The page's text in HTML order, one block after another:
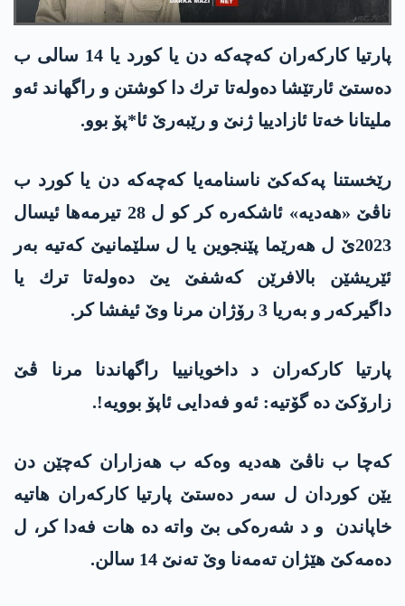
پارتیا كاركه‌ران كه‌چه‌كه‌ دن یا كورد یا 14 سالی ب
ده‌ستێ ئارتێشا ده‌وله‌تا ترك دا كوشتن و راگهاند ئه‌و
ملیتانا خه‌تا ئازادییا ژنێ و رێبه‌رێ ئا*پۆ بوو.
رێخستنا په‌كه‌كێ ناسنامه‌یا كه‌چه‌كه‌ دن یا كورد ب
ناڤێ «هه‌دیه‌» ئاشكه‌ره‌ كر كو ل 28 تیرمه‌ها ئیسال
2023ێ ل هه‌رێما پێنجوین یا ل سلێمانیێ كه‌تیه‌ به‌ر
ئێریشێن بالافرێن كه‌شفێ یێ ده‌وله‌تا ترك یا
داگیركه‌ر و به‌ریا 3 رۆژان مرنا وێ ئیفشا كر.
پارتیا كاركه‌ران د داخویانییا راگهاندنا مرنا ڤێ
زارۆكێ ده‌ گۆتیه‌: ئه‌و فه‌دایی ئاپۆ بوویه‌!.
كه‌چا ب ناڤێ هه‌دیه‌ وه‌كه‌ ب هه‌زاران كه‌چێن دن
یێن كوردان ل سه‌ر ده‌ستێ پارتیا كاركه‌ران هاتیه‌
خاپاندن و د شه‌ره‌كی بێ واته‌ ده‌ هات فه‌دا كر، ل
ده‌مه‌كێ هێژان ته‌مه‌نا وێ ته‌نێ 14 سالن.